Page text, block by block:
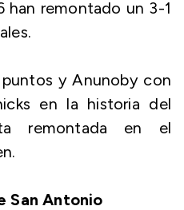
han remontado un 3-1
y Anunoby con
en la historia del
remontada en el
San Antonio